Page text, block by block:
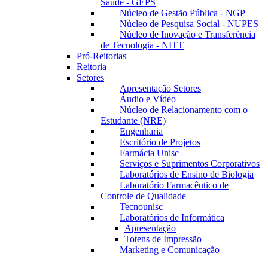
Saúde - GEPS
Núcleo de Gestão Pública - NGP
Núcleo de Pesquisa Social - NUPES
Núcleo de Inovação e Transferência
de Tecnologia - NITT
Pró-Reitorias
Reitoria
Setores
Apresentação Setores
Áudio e Vídeo
Núcleo de Relacionamento com o
Estudante (NRE)
Engenharia
Escritório de Projetos
Farmácia Unisc
Serviços e Suprimentos Corporativos
Laboratórios de Ensino de Biologia
Laboratório Farmacêutico de
Controle de Qualidade
Tecnounisc
Laboratórios de Informática
Apresentação
Totens de Impressão
Marketing e Comunicação